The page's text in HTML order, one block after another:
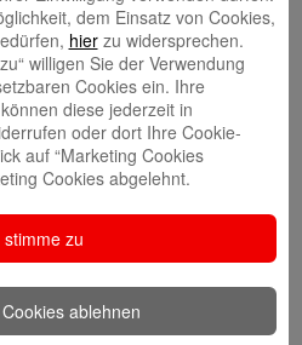
dem Einsatz von Cookies,
hierzu widersprechen.
willigen Sie der Verwendung
Cookies ein. Ihre
diese jederzeit in
oder dort Ihre Cookie-
auf “Marketing Cookies
Cookies abgelehnt.
stimme zu
ablehnen